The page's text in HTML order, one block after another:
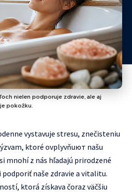
nielen podporuje zdravie, ale aj
pokožku.
vystavuje stresu, znečisteniu
ktoré ovplyvňuют našu
mnohí z nás hľadajú prirodzené
naše zdravie a vitalitu.
ktorá získava čoraz väčšiu